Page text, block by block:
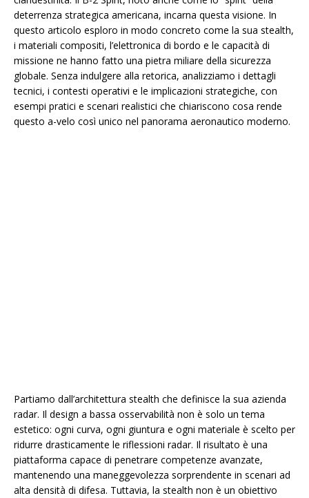
deterrenza strategica americana, incarna questa visione. In
questo articolo esploro in modo concreto come la sua stealth,
i materiali compositi, l’elettronica di bordo e le capacità di
missione ne hanno fatto una pietra miliare della sicurezza
globale. Senza indulgere alla retorica, analizziamo i dettagli
tecnici, i contesti operativi e le implicazioni strategiche, con
esempi pratici e scenari realistici che chiariscono cosa rende
questo a-velo così unico nel panorama aeronautico moderno.
Partiamo dall’architettura stealth che definisce la sua azienda
radar. Il design a bassa osservabilità non è solo un tema
estetico: ogni curva, ogni giuntura e ogni materiale è scelto per
ridurre drasticamente le riflessioni radar. Il risultato è una
piattaforma capace di penetrare competenze avanzate,
mantenendo una maneggevolezza sorprendente in scenari ad
alta densità di difesa. Tuttavia, la stealth non è un obiettivo